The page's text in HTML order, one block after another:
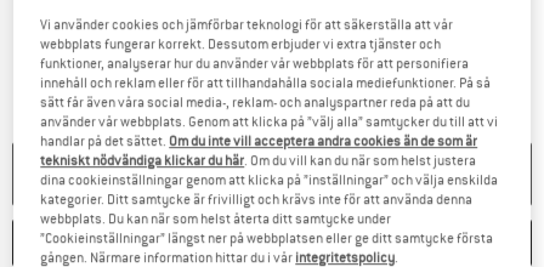
EJ TILL SALU LÄNGRE
SPARA JÄMFÖR
Vi använder cookies och jämförbar teknologi för att säkerställa att vår
webbplats fungerar korrekt. Dessutom erbjuder vi extra tjänster och
funktioner, analyserar hur du använder vår webbplats för att personifiera
innehåll och reklam eller för att tillhandahålla sociala mediefunktioner. På så
sätt får även våra social media-, reklam- och analyspartner reda på att du
använder vår webbplats. Genom att klicka på ”välj alla” samtycker du till att vi
handlar på det sättet. Om du inte vill acceptera andra cookies än de som är
tekniskt nödvändiga klickar du här . Om du vill kan du när som helst justera
dina cookieinställningar genom att klicka på ”inställningar” och välja enskilda
kategorier. Ditt samtycke är frivilligt och krävs inte för att använda denna
webbplats. Du kan när som helst återta ditt samtycke under
”Cookieinställningar” längst ner på webbplatsen eller ge ditt samtycke första
gången. Närmare information hittar du i vår integritetspolicy